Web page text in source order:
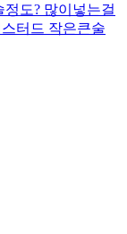
도? 많이넣는걸
터드 작은큰술